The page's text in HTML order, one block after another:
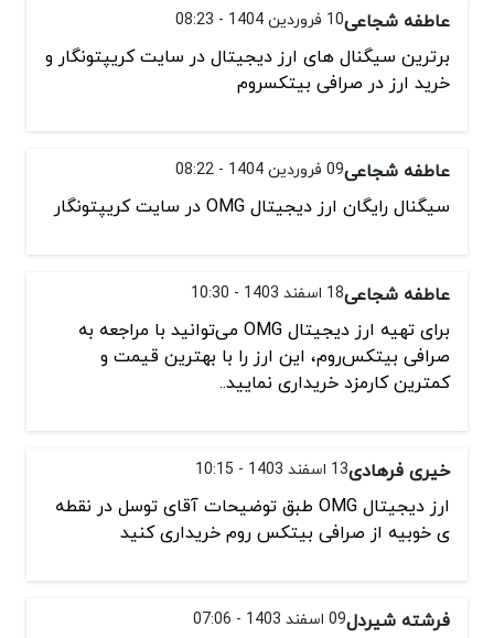
عاطفه شجاعی10 فروردین 1404 - 08:23
برترین سیگنال های ارز دیجیتال در سایت کریپتونگار و
خرید ارز در صرافی بیتکسروم
عاطفه شجاعی09 فروردین 1404 - 08:22
سیگنال رایگان ارز دیجیتال OMG در سایت کریپتونگار
عاطفه شجاعی18 اسفند 1403 - 10:30
برای تهیه ارز دیجیتال OMG می‌توانید با مراجعه به
صرافی بیتکس‌روم، این ارز را با بهترین قیمت و
کمترین کارمزد خریداری نمایید..
خیری فرهادی13 اسفند 1403 - 10:15
ارز دیجیتال OMG طبق توضیحات آقای توسل در نقطه
ی خوبیه از صرافی بیتکس روم خریداری کنید
فرشته شیردل09 اسفند 1403 - 07:06